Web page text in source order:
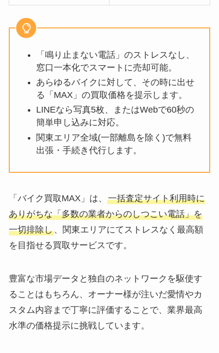
「鳴り止まない電話」のストレスなし、
窓口一本化でスマートに売却可能。
あらゆるバイクに対して、その時に出せ
る「MAX」の買取価格を提示します。
LINEなら写真5枚、またはWebで60秒の
簡単申し込みに対応。
関東エリア全域(一部離島を除く)で無料
出張・手続き代行します。
「バイク買取MAX」は、 一括査定サイト利用時に
ありがちな「多数の業者からのしつこい電話」を
一切排除し、関東エリアにてストレスなく最高額
を目指せる買取サービスです。
豊富な市場データと独自のネットワークを駆使す
ることはもちろん、オーナー様が注いだ愛情やカ
スタム内容まで丁寧に評価することで、業界最高
水準の価格提示に挑戦しています。